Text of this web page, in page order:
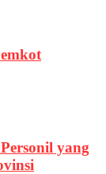
yang